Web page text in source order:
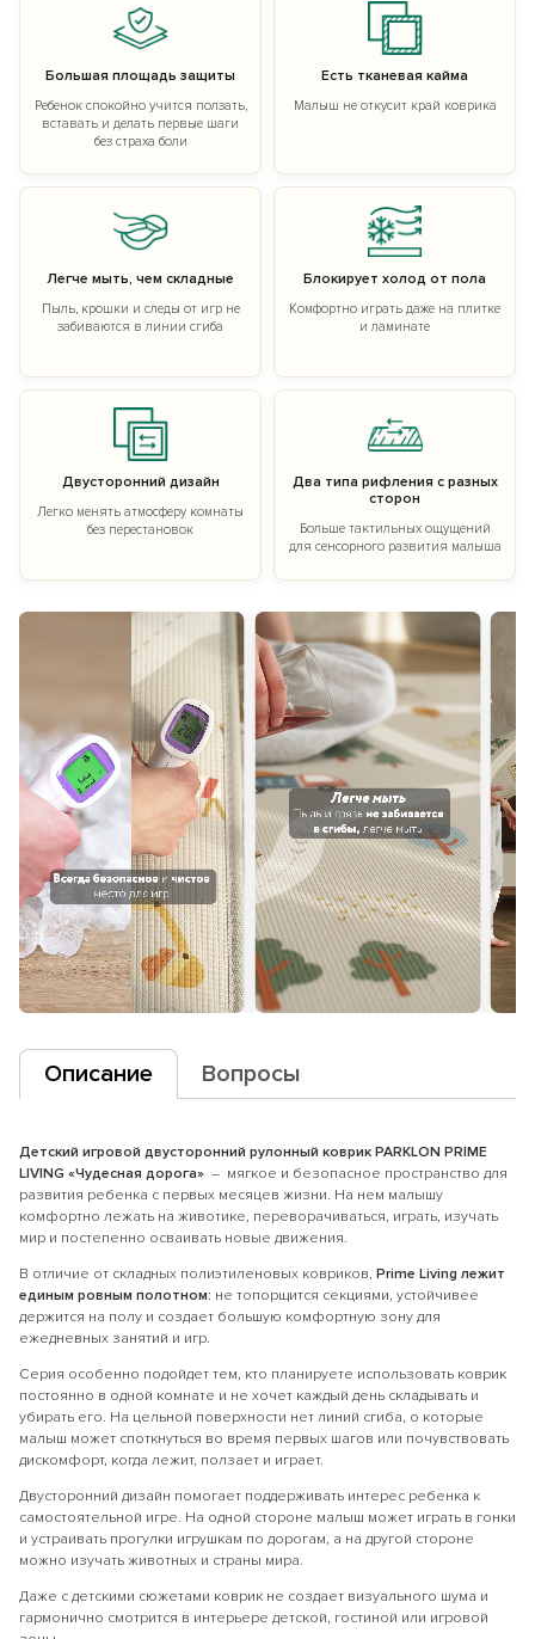
Большая площадь защиты
Ребенок спокойно учится ползать,
вставать и делать первые шаги
без страха боли
Есть тканевая кайма
Малыш не откусит край коврика
Легче мыть, чем складные
Пыль, крошки и следы от игр не
забиваются в линии сгиба
Блокирует холод от пола
Комфортно играть даже на плитке
и ламинате
Двусторонний дизайн
Легко менять атмосферу комнаты
без перестановок
Два типа рифления с разных
сторон
Больше тактильных ощущений
для сенсорного развития малыша
Описание Вопросы
Детский игровой двусторонний рулонный коврик PARKLON PRIME
LIVING «Чудесная дорога» – мягкое и безопасное пространство для
развития ребенка с первых месяцев жизни. На нем малышу
комфортно лежать на животике, переворачиваться, играть, изучать
мир и постепенно осваивать новые движения.
В отличие от складных полиэтиленовых ковриков, Prime Living лежит
единым ровным полотном: не топорщится секциями, устойчивее
держится на полу и создает большую комфортную зону для
ежедневных занятий и игр.
Серия особенно подойдет тем, кто планируете использовать коврик
постоянно в одной комнате и не хочет каждый день складывать и
убирать его. На цельной поверхности нет линий сгиба, о которые
малыш может споткнуться во время первых шагов или почувствовать
дискомфорт, когда лежит, ползает и играет.
Двусторонний дизайн помогает поддерживать интерес ребенка к
самостоятельной игре. На одной стороне малыш может играть в гонки
и устраивать прогулки игрушкам по дорогам, а на другой стороне
можно изучать животных и страны мира.
Даже с детскими сюжетами коврик не создает визуального шума и
гармонично смотрится в интерьере детской, гостиной или игровой